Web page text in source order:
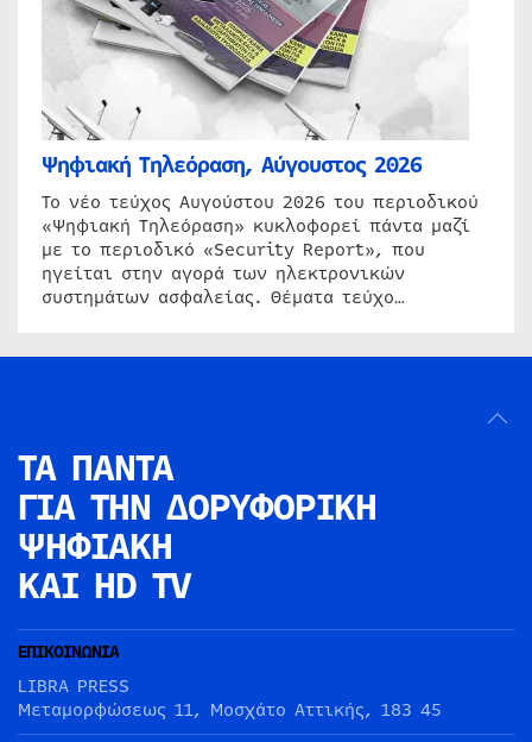
Ψηφιακή Τηλεόραση, Αύγουστος 2026
Το νέο τεύχος Αυγούστου 2026 του περιοδικού
«Ψηφιακή Τηλεόραση» κυκλοφορεί πάντα μαζί
με το περιοδικό «Security Report», που
ηγείται στην αγορά των ηλεκτρονικών
συστημάτων ασφαλείας. Θέματα τεύχο…
ΤΑ ΠΑΝΤΑ
ΓΙΑ ΤΗΝ ΔΟΡΥΦΟΡΙΚΗ
ΨΗΦΙΑΚΗ
ΚΑΙ HD TV
ΕΠΙΚΟΙΝΩΝΙΑ
LIBRA PRESS
Μεταμορφώσεως 11, Μοσχάτο Αττικής, 183 45